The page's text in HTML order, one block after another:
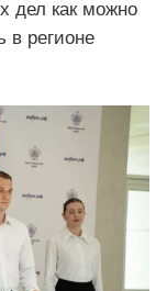
дел как можно
регионе